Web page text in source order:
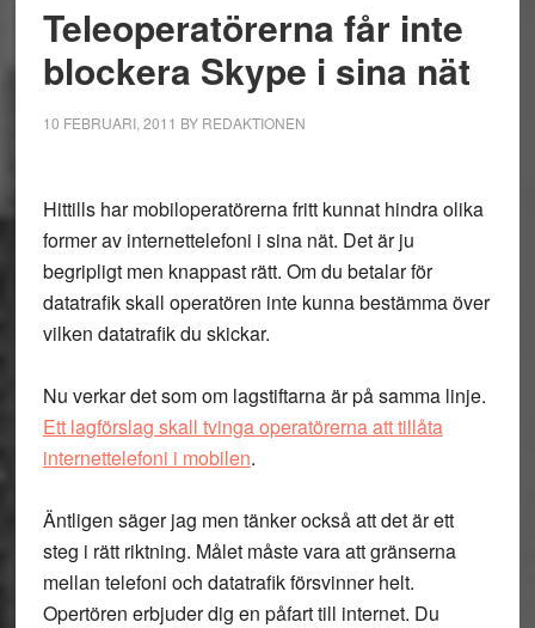
Teleoperatörerna får inte
blockera Skype i sina nät
10 FEBRUARI, 2011 BY REDAKTIONEN
Hittills har mobiloperatörerna fritt kunnat hindra olika
former av internettelefoni i sina nät. Det är ju
begripligt men knappast rätt. Om du betalar för
datatrafik skall operatören inte kunna bestämma över
vilken datatrafik du skickar.
Nu verkar det som om lagstiftarna är på samma linje.
Ett lagförslag skall tvinga operatörerna att tillåta
internettelefoni i mobilen.
Äntligen säger jag men tänker också att det är ett
steg i rätt riktning. Målet måste vara att gränserna
mellan telefoni och datatrafik försvinner helt.
Opertören erbjuder dig en påfart till internet. Du